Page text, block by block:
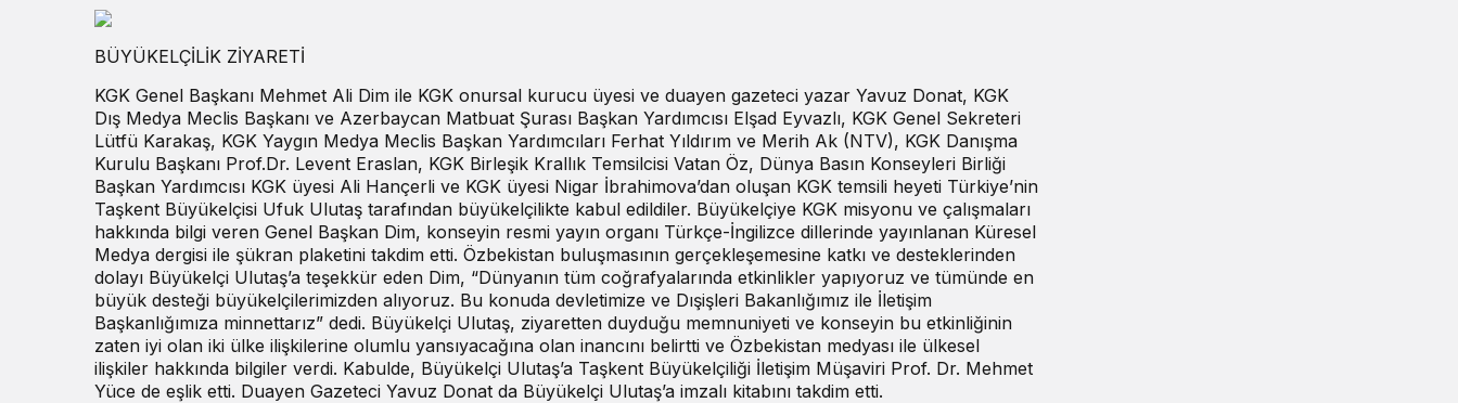
BÜYÜKELÇİLİK ZİYARETİ
KGK Genel Başkanı Mehmet Ali Dim ile KGK onursal kurucu üyesi ve duayen gazeteci yazar Yavuz Donat, KGK
Dış Medya Meclis Başkanı ve Azerbaycan Matbuat Şurası Başkan Yardımcısı Elşad Eyvazlı, KGK Genel Sekreteri
Lütfü Karakaş, KGK Yaygın Medya Meclis Başkan Yardımcıları Ferhat Yıldırım ve Merih Ak (NTV), KGK Danışma
Kurulu Başkanı Prof.Dr. Levent Eraslan, KGK Birleşik Krallık Temsilcisi Vatan Öz, Dünya Basın Konseyleri Birliği
Başkan Yardımcısı KGK üyesi Ali Hançerli ve KGK üyesi Nigar İbrahimova’dan oluşan KGK temsili heyeti Türkiye’nin
Taşkent Büyükelçisi Ufuk Ulutaş tarafından büyükelçilikte kabul edildiler. Büyükelçiye KGK misyonu ve çalışmaları
hakkında bilgi veren Genel Başkan Dim, konseyin resmi yayın organı Türkçe-İngilizce dillerinde yayınlanan Küresel
Medya dergisi ile şükran plaketini takdim etti. Özbekistan buluşmasının gerçekleşemesine katkı ve desteklerinden
dolayı Büyükelçi Ulutaş’a teşekkür eden Dim, “Dünyanın tüm coğrafyalarında etkinlikler yapıyoruz ve tümünde en
büyük desteği büyükelçilerimizden alıyoruz. Bu konuda devletimize ve Dışişleri Bakanlığımız ile İletişim
Başkanlığımıza minnettarız” dedi. Büyükelçi Ulutaş, ziyaretten duyduğu memnuniyeti ve konseyin bu etkinliğinin
zaten iyi olan iki ülke ilişkilerine olumlu yansıyacağına olan inancını belirtti ve Özbekistan medyası ile ülkesel
ilişkiler hakkında bilgiler verdi. Kabulde, Büyükelçi Ulutaş’a Taşkent Büyükelçiliği İletişim Müşaviri Prof. Dr. Mehmet
Yüce de eşlik etti. Duayen Gazeteci Yavuz Donat da Büyükelçi Ulutaş’a imzalı kitabını takdim etti.